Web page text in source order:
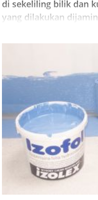
di sekeliling bilik dan
yang dilakukan dijamin.